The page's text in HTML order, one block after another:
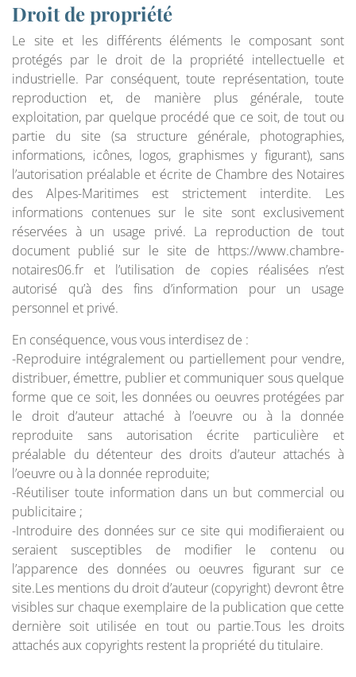
Droit de propriété
Le site et les différents éléments le composant sont
protégés par le droit de la propriété intellectuelle et
industrielle. Par conséquent, toute représentation, toute
reproduction et, de manière plus générale, toute
exploitation, par quelque procédé que ce soit, de tout ou
partie du site (sa structure générale, photographies,
informations, icônes, logos, graphismes y figurant), sans
l’autorisation préalable et écrite de Chambre des Notaires
des Alpes-Maritimes est strictement interdite. Les
informations contenues sur le site sont exclusivement
réservées à un usage privé. La reproduction de tout
document publié sur le site de https://www.chambre-
notaires06.fr et l’utilisation de copies réalisées n’est
autorisé qu’à des fins d’information pour un usage
personnel et privé.
En conséquence, vous vous interdisez de :
-Reproduire intégralement ou partiellement pour vendre,
distribuer, émettre, publier et communiquer sous quelque
forme que ce soit, les données ou oeuvres protégées par
le droit d’auteur attaché à l’oeuvre ou à la donnée
reproduite sans autorisation écrite particulière et
préalable du détenteur des droits d’auteur attachés à
l’oeuvre ou à la donnée reproduite;
-Réutiliser toute information dans un but commercial ou
publicitaire ;
-Introduire des données sur ce site qui modifieraient ou
seraient susceptibles de modifier le contenu ou
l’apparence des données ou oeuvres figurant sur ce
site.Les mentions du droit d’auteur (copyright) devront être
visibles sur chaque exemplaire de la publication que cette
dernière soit utilisée en tout ou partie.Tous les droits
attachés aux copyrights restent la propriété du titulaire.